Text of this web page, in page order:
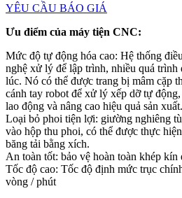
YÊU CẦU BÁO GIÁ
Ưu điểm của máy tiện CNC:
Mức độ tự động hóa cao: Hệ thống
nghệ xử lý để lập trình, nhiều quá trình
lúc. Nó có thể được trang bị mâm cặp
cánh tay robot để xử lý xếp dỡ tự
lao động và nâng cao hiệu quả sản xuất.
Loại bỏ phoi tiện lợi: giường nghiêng
vào hộp thu phoi, có thể được thực
băng tải bằng xích.
An toàn tốt: bảo vệ hoàn toàn khép kín
Tốc độ cao: Tốc độ định mức trục
vòng / phút